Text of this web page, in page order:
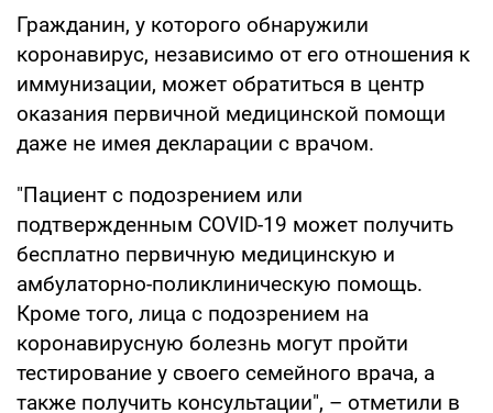
Гражданин, у которого обнаружили
коронавирус, независимо от его отношения к
иммунизации, может обратиться в центр
оказания первичной медицинской помощи
даже не имея декларации с врачом.
"Пациент с подозрением или
подтвержденным COVID-19 может получить
бесплатно первичную медицинскую и
амбулаторно-поликлиническую помощь.
Кроме того, лица с подозрением на
коронавирусную болезнь могут пройти
тестирование у своего семейного врача, а
также получить консультации", – отметили в